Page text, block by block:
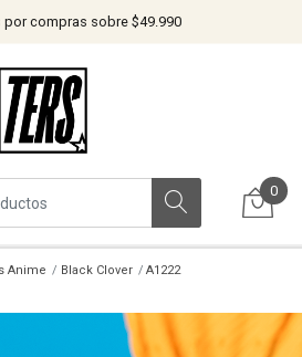
por compras sobre $49.990
0
Anime Black Clover
A1222